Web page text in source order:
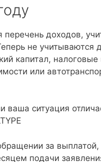
перечень доходов,
не учитываются
капитал,
или
ваша ситуация
за выплатой,
подачи